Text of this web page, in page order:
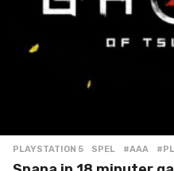
PLAYSTATION 5 ,SPEL #AAA ,